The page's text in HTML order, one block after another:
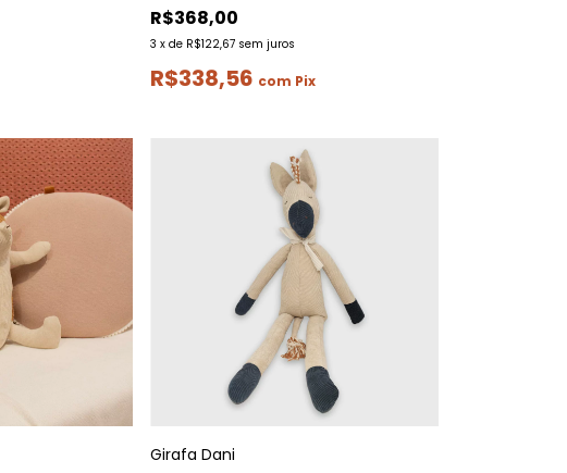
R$368,00
3 x de R$122,67 sem juros
R$338,56 com Pix
Girafa Dani